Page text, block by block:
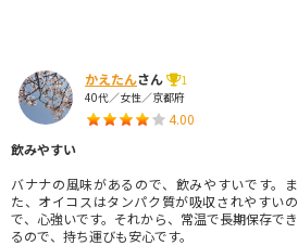
かえたんさん
1
40代／女性／京都府
4.00
飲みやすい
バナナの風味があるので、飲みやすいです。ま
た、オイコスはタンパク質が吸収されやすいの
で、心強いです。それから、常温で長期保存でき
るので、持ち運びも安心です。